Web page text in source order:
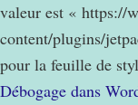
valeur est « https://
content/plugins/
pour la feuille de
Débogage dans